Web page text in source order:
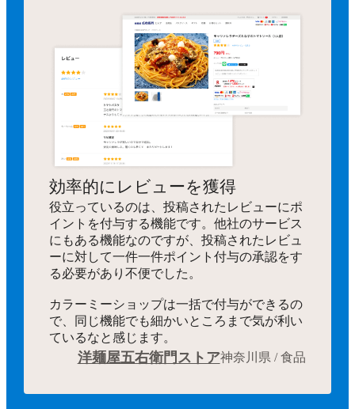
効率的にレビューを獲得
役立っているのは、投稿されたレビューにポ
イントを付与する機能です。他社のサービス
にもある機能なのですが、投稿されたレビュ
ーに対して一件一件ポイント付与の承認をす
る必要があり不便でした。
カラーミーショップは一括で付与ができるの
で、同じ機能でも細かいところまで気が利い
ているなと感じます。
洋麺屋五右衛門ストア神奈川県 / 食品